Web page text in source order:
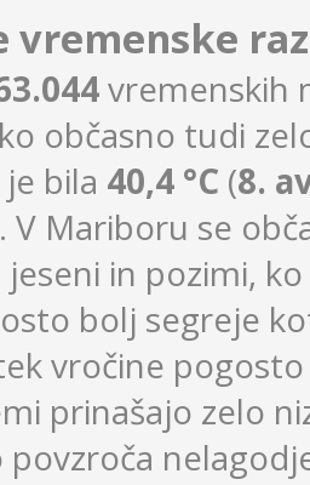
vremenske
vremenskih
občasno tudi
bila 40,4 °C (8.
V Mariboru se
in pozimi,
bolj segreje
vročine
prinašajo zelo
povzroča